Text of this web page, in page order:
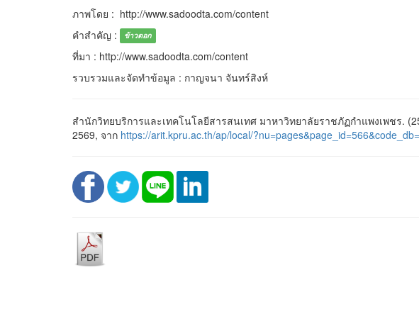
ภาพโดย : http://www.sadoodta.com/content
คำสำคัญ :
ข้าวตอก
ที่มา : http://www.sadoodta.com/content
รวบรวมและจัดทำข้อมูล : กาญจนา จันทร์สิงห์
สำนักวิทยบริการและเทคโนโลยีสารสนเทศ มาหาวิทยาลัยราชภัฏกำแพงเพชร.
2569, จาก https://arit.kpru.ac.th/ap/local/